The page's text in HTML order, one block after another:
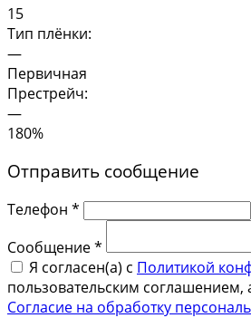
15
Тип плёнки:
—
Первичная
Престрейч:
—
180%
Отправить сообщение
Телефон *
Сообщение *
Я согласен(a) с Политикой
пользовательским соглашением,
Согласие на обработку